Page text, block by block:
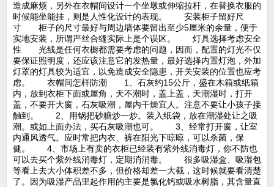
造成麻烦，另外在衣帽间设计一个坐墩或伸缩拉杆，在替换衣服的
时候能坐能挂，则是人性化设计的表现。 安装柜子留好尺
寸 柜子的尺寸最好与周边墙体要留出至少5厘米的余量，便于
实地安装，所谓严丝合缝实际上是个误区。 灯具选择考虑安全
性 光线是任何衣橱都需要考虑的问题，因而，配置的灯光不仅
要保证照明度，还应该注意它的发热量，最好选择内置灯泡，外加
灯罩的灯具较为适宜，以免造成安全隐患，开关安装的位置也应考
虑。 衣帽间怎样防潮 1、石灰约15公斤，盛在木箱或纸箱
内，放到衣柜下面或屋角，天不潮时，盖上盖，天潮湿时，打开
盖，不要开大窗，石灰吸潮，屋内干燥宜人。注意不要让小孩子接
触到。 2、用锅把砂糖炒一炒。装入纸袋，放在潮湿处让之吸
潮。或如上面办法，买石灰吸潮也可。 3、经常打开窗，让室
内通风透气。应时常把内衣、裤在阳光下晾晾，可以杀菌，保
健。 4、市场上有卖的衣柜已经装有紫外线消毒灯，你不防也
可以去买个紫外线消毒灯，定期消消毒。 很多吸湿盒、吸湿包
等看上去大小体积差不多，但价格却差一大截，这时候就要看清楚
了。因为吸湿产品里起作用的主要是氯化钙或吸水树脂，其含量直